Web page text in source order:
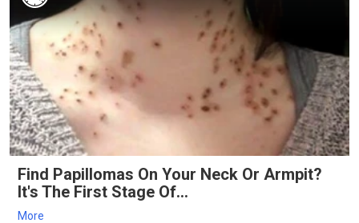
Find Papillomas On Your Neck Or Armpit?
It's The First Stage Of...
More